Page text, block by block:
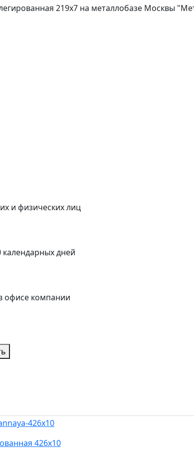
219х7 на металлобазе Москвы
и физических лиц
календарных дней
офисе компании
426х10